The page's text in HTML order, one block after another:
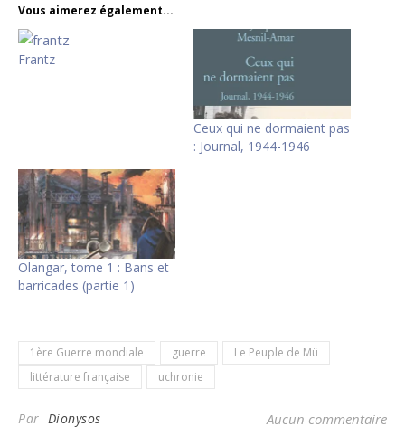
Vous aimerez également...
Frantz
Ceux qui ne dormaient pas
: Journal, 1944-1946
Olangar, tome 1 : Bans et
barricades (partie 1)
1ère Guerre mondiale guerre
Le Peuple de Mü
littérature française
uchronie
Par Dionysos Aucun commentaire